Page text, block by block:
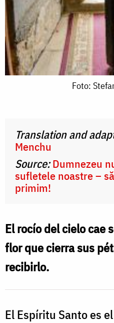
Foto:
Translation and
Menchu
Source:Dumnezeu
sufletele noastre –
primim!
El rocío del cielo cae
flor que cierra sus
recibirlo.
El Espíritu Santo es